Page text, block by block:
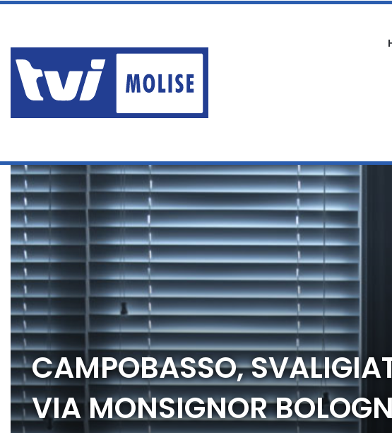
venerdì, Agosto 7 2026
CAMPOBASSO,
VIA MONSIGNOR